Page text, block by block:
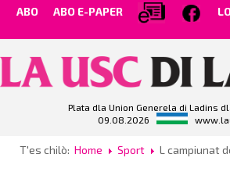
ABO ABO E-PAPER
Plata dla Union Generela di Ladins
09.08.2026
T'es chilò: Home Sport L campiunat